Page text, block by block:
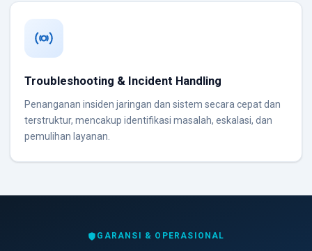
Troubleshooting & Incident Handling
Penanganan insiden jaringan dan sistem secara cepat dan
terstruktur, mencakup identifikasi masalah, eskalasi, dan
pemulihan layanan.
GARANSI & OPERASIONAL